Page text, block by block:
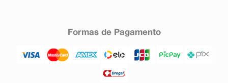
Formas de Pagamento